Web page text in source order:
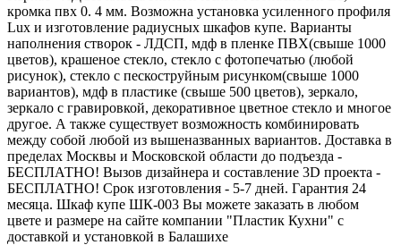
кромка пвх 0. 4 мм. Возможна установка усиленного профиля
Lux и изготовление радиусных шкафов купе. Варианты
наполнения створок - ЛДСП, мдф в пленке ПВХ(свыше 1000
цветов), крашеное стекло, стекло с фотопечатью (любой
рисунок), стекло с пескоструйным рисунком(свыше 1000
вариантов), мдф в пластике (свыше 500 цветов), зеркало,
зеркало с гравировкой, декоративное цветное стекло и многое
другое. А также существует возможность комбинировать
между собой любой из вышеназванных вариантов. Доставка в
пределах Москвы и Московской области до подъезда -
БЕСПЛАТНО! Вызов дизайнера и составление 3D проекта -
БЕСПЛАТНО! Срок изготовления - 5-7 дней. Гарантия 24
месяца. Шкаф купе ШК-003 Вы можете заказать в любом
цвете и размере на сайте компании "Пластик Кухни" с
доставкой и установкой в Балашихе